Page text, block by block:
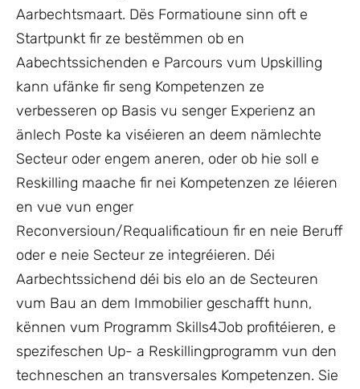
Aarbechtsmaart. Dës Formatioune sinn oft e
Startpunkt fir ze bestëmmen ob en
Aabechtssichenden e Parcours vum Upskilling
kann ufänke fir seng Kompetenzen ze
verbesseren op Basis vu senger Experienz an
änlech Poste ka viséieren an deem nämlechte
Secteur oder engem aneren, oder ob hie soll e
Reskilling maache fir nei Kompetenzen ze léieren
en vue vun enger
Reconversioun/Requalificatioun fir en neie Beruff
oder e neie Secteur ze integréieren. Déi
Aarbechtssichend déi bis elo an de Secteuren
vum Bau an dem Immobilier geschafft hunn,
kënnen vum Programm Skills4Job profitéieren, e
spezifeschen Up- a Reskillingprogramm vun den
techneschen an transversales Kompetenzen. Sie